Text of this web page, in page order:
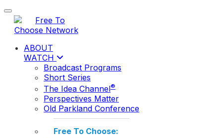
Toggle navigation
ABOUT
WATCH
Broadcast Programs
Short Series
The Idea Channel®
Perspectives Matter
Old Parkland Conference
Free To Choose: